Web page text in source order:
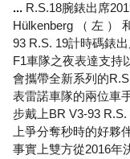
... R.S.18腕錶出席
Hülkenberg （ 左 ）
93 R.S. 19計時碼錶
F1車隊之夜表達支持
會攜帶全新系列的
表雷諾車隊的兩位車
步戴上BR V3-93
上爭分奪秒時的好夥
事實上雙方從2016年